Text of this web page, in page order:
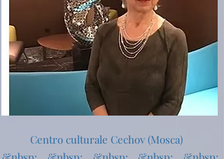
Centro culturale Cechov (Mosca)